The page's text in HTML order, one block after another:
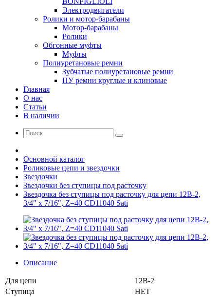
Электродвигатели
Ролики и мотор-барабаны
Мотор-барабаны
Ролики
Обгонные муфты
Муфты
Полиуретановые ремни
Зубчатые полиуретановые ремни
ПУ ремни круглые и клиновые
Главная
О нас
Статьи
В наличии
Основной каталог
Роликовые цепи и звездочки
Звездочки
Звездочки без ступицы под расточку
Звездочка без ступицы под расточку для цепи 12B-2,
3/4" x 7/16", Z=40 CD11040 Sati
Описание
Для цепи
12B-2
Ступица
НЕТ